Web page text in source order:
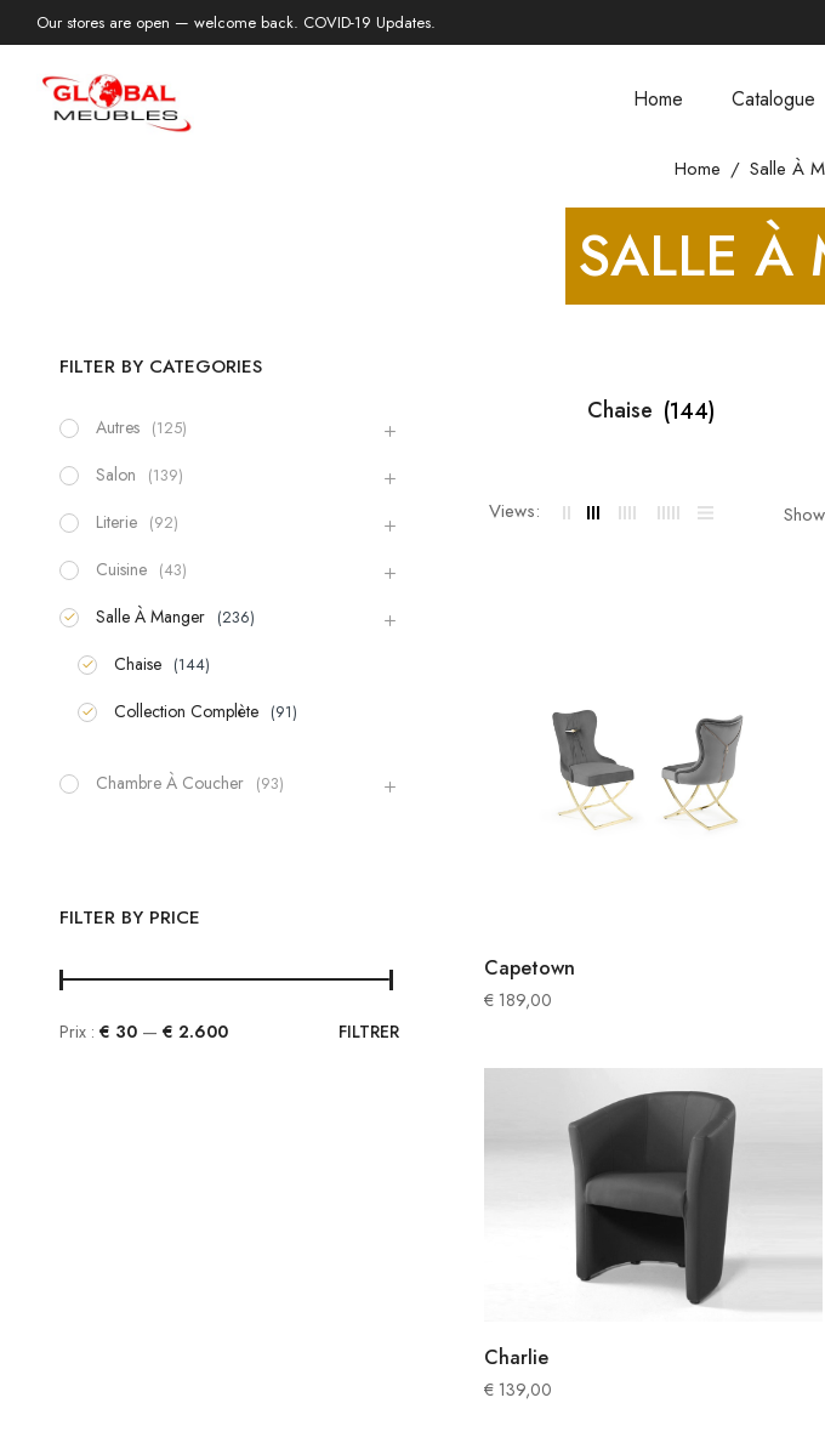
Our stores are open — welcome back. COVID-19 Updates.
Home Catalogue
SALLE À
Home Salle À
Chaise (144)
Views:
Capetown
€189,00
Charlie
€139,00
FILTER BY CATEGORIES
Autres (125)
Salon (139)
Literie (92)
Cuisine (43)
Salle À Manger (236)
Chaise (144)
Collection Complète (91)
Chambre À Coucher (93)
FILTER BY PRICE
FILTRER
Prix : € 30— € 2.600